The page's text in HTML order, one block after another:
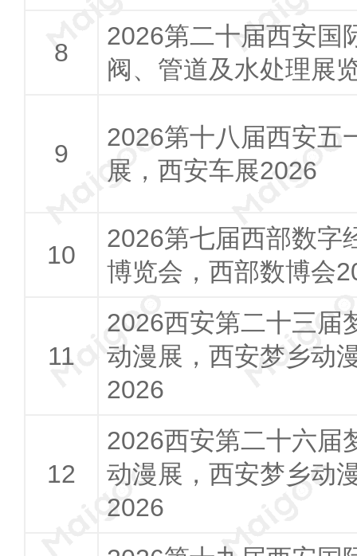
2026第二十届西安国
阀、管道及水处理展
2026第十八届西安五
展，西安车展2026
2026第七届西部数字
博览会，西部数博会
2026西安第二十三届
动漫展，西安梦乡动
2026
2026西安第二十六届
动漫展，西安梦乡动
2026